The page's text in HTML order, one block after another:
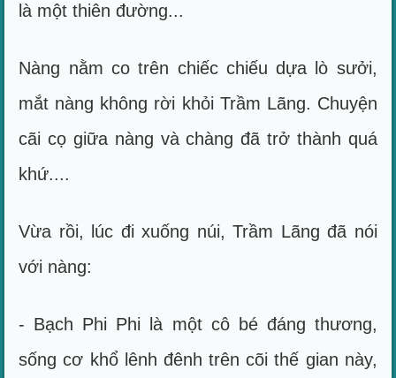
là một thiên đường...
Nàng nằm co trên chiếc chiếu dựa lò sưởi,
mắt nàng không rời khỏi Trầm Lãng. Chuyện
cãi cọ giữa nàng và chàng đã trở thành quá
khứ....
Vừa rồi, lúc đi xuống núi, Trầm Lãng đã nói
với nàng:
- Bạch Phi Phi là một cô bé đáng thương,
sống cơ khổ lênh đênh trên cõi thế gian này,